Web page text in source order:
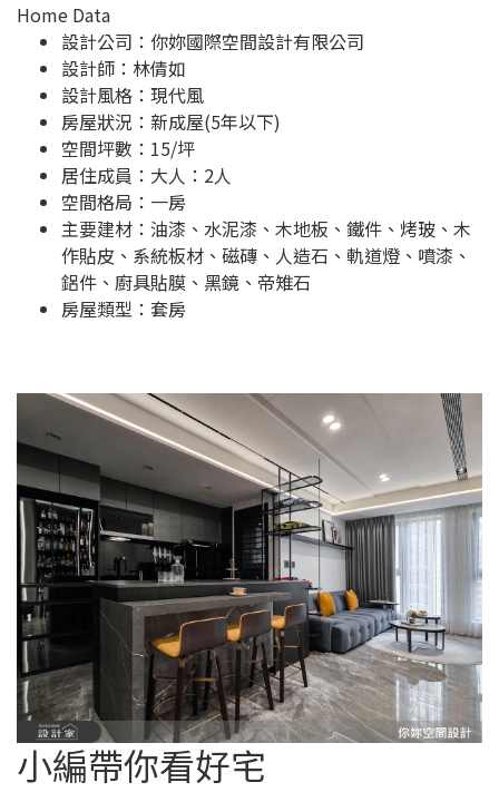
Home Data
設計公司： 你妳國際空間設計有限公司
設計師：林倩如
設計風格：現代風
房屋狀況：新成屋(5年以下)
空間坪數：15/坪
居住成員：大人：2人
空間格局：一房
主要建材：油漆、水泥漆、木地板、鐵件、烤玻、木
作貼皮、系統板材、磁磚、人造石、軌道燈、噴漆、
鋁件、廚具貼膜、黑鏡、帝雉石
房屋類型：套房
小編帶你看好宅